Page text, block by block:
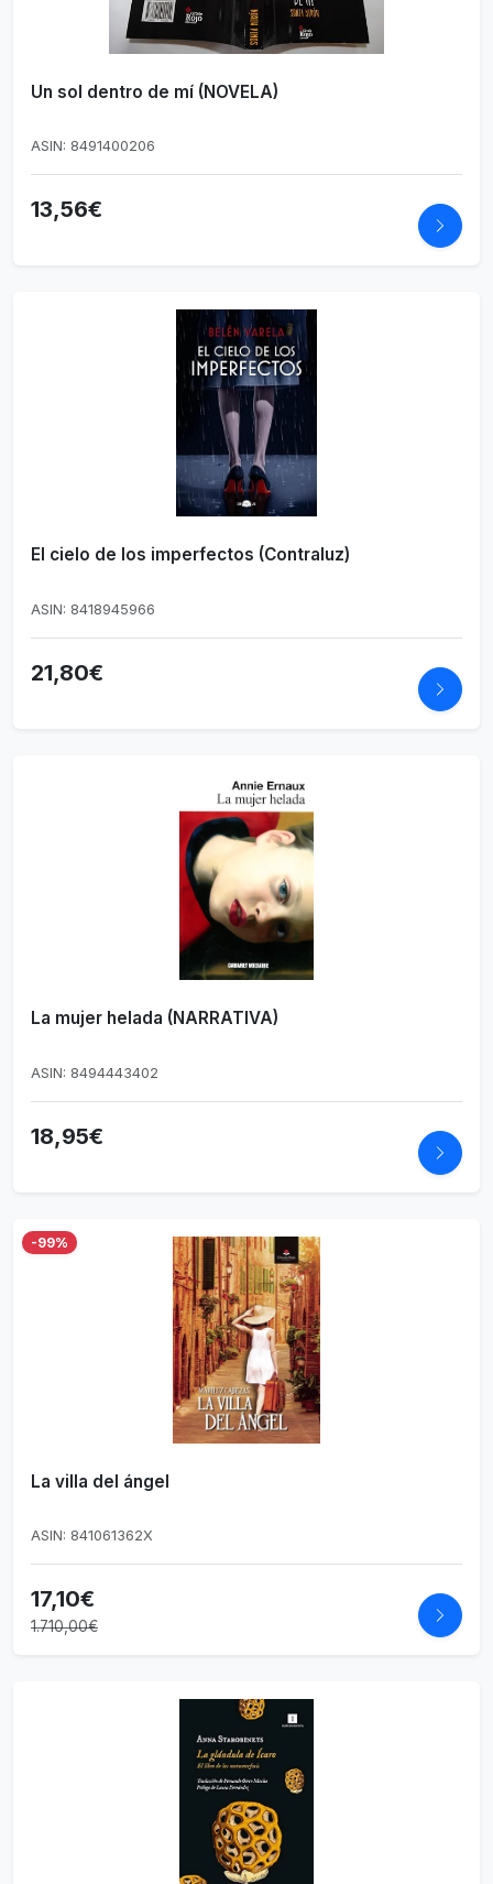
Un sol dentro de mí (NOVELA)
ASIN: 8491400206
13,56€
El cielo de los imperfectos (Contraluz)
ASIN: 8418945966
21,80€
La mujer helada (NARRATIVA)
ASIN: 8494443402
18,95€
-99%
La villa del ángel
ASIN: 841061362X
17,10€
1.710,00€